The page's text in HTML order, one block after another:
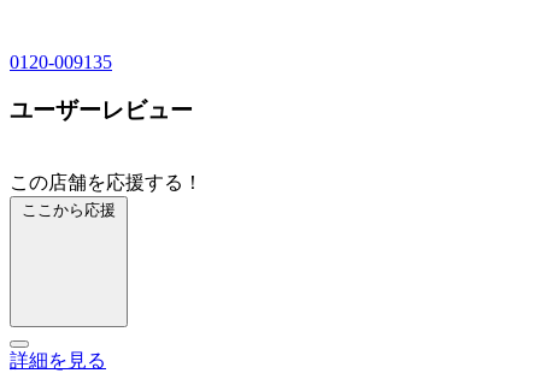
0120-009135
ユーザーレビュー
この店舗を応援する！
ここから応援
詳細を見る